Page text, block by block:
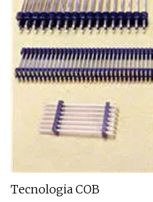
Tecnologia COB